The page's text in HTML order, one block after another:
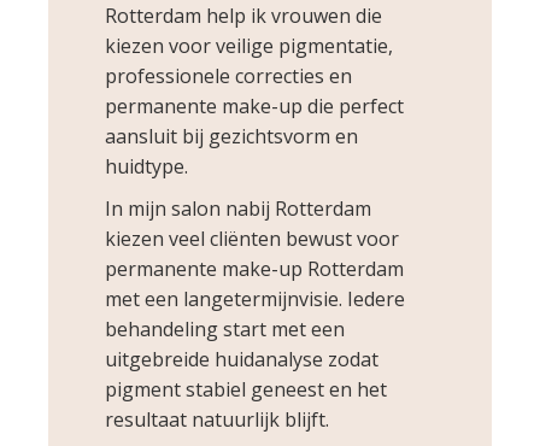
Rotterdam help ik vrouwen die
kiezen voor veilige pigmentatie,
professionele correcties en
permanente make-up die perfect
aansluit bij gezichtsvorm en
huidtype.
In mijn salon nabij Rotterdam
kiezen veel cliënten bewust voor
permanente make-up Rotterdam
met een langetermijnvisie. Iedere
behandeling start met een
uitgebreide huidanalyse zodat
pigment stabiel geneest en het
resultaat natuurlijk blijft.